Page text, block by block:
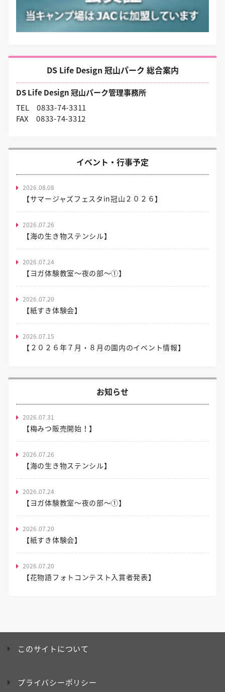
DS Life Design 冠山パーク 総合案内
DS Life Design 冠山パーク管理事務所
TEL 0833-74-3311
FAX 0833-74-3312
イベント・行事予定
2026.08.08
【サマージャズフェスタin冠山２０２６】
2026.07.26
【海の生き物ステンシル】
2026.07.24
【ヨガ体験教室～夜の部～①】
2026.07.20
【紙すき体験会】
2026.07.15
【２０２６年７月・８月の園内のイベント情報】
お知らせ
2026.07.31
【梅みつ販売開始！】
2026.07.26
【海の生き物ステンシル】
2026.07.24
【ヨガ体験教室～夜の部～①】
2026.07.20
【紙すき体験会】
2026.07.20
【花物語フォトコンテスト入賞者発表】
このサイトについて
プライバシーポリシー